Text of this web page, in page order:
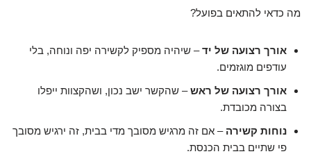
מה כדאי להתאים בפועל?
אורך רצועה של יד– שיהיה מספיק לקשירה יפה ונוחה, בלי
עודפים מוגזמים.
אורך רצועה של ראש– שהקשר ישב נכון, ושהקצוות ייפלו
בצורה מכובדת.
נוחות קשירה – אם זה מרגיש מסובך מדי בבית, זה ירגיש מסובך
פי שתיים בבית הכנסת.